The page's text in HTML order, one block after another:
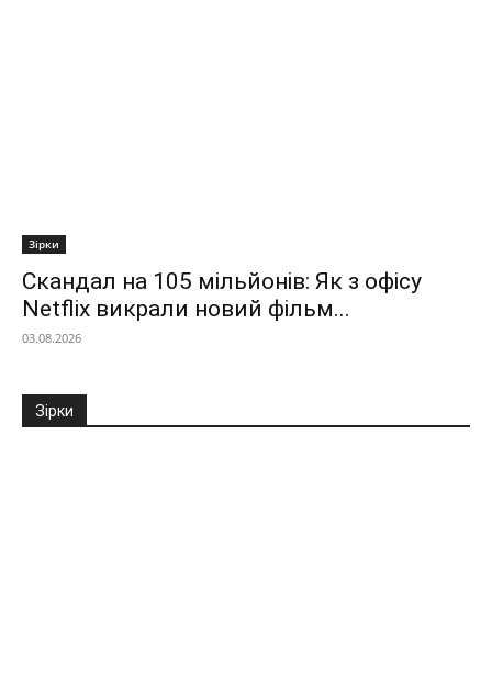
Зірки
Скандал на 105 мільйонів: Як з офісу
Netflix викрали новий фільм...
03.08.2026
Зірки